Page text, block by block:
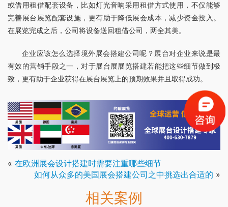
或借用租借配套设备，比如灯光音响采用租借方式使用，不仅能够
完善展台展览配套设施，更有助于降低展会成本，减少资金投入。
在展览完成之后，公司将设备送回租借公司，两全其美。
企业应该怎么选择境外展会搭建公司呢？展台对企业来说是最
有效的营销手段之一，对于展台展展览搭建若能把这些细节做到极
致，更有助于企业获得在展台展览上的预期效果并且取得成功。
« 在欧洲展会设计搭建时需要注重哪些细节
如何从众多的美国展会搭建公司之中挑选出合适的 »
相关案例